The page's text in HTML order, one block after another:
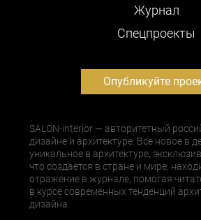
Журнал
Cпецпроекты
Опубликуйте
SALON-interior — авторитетный
дизайне и архитектуре. Все новое в
уникальное в архитектуре,
что создается в стране и мире,
отражение в журнале, помогая
в курсе современных тенденций
дизайна.